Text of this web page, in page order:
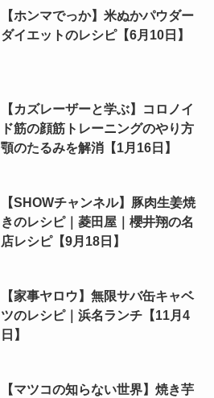
【ホンマでっか】米ぬかパウダー
ダイエットのレシピ【6月10日】
【カズレーザーと学ぶ】コロノイ
ド筋の顔筋トレーニングのやり方
顎のたるみを解消【1月16日】
【SHOWチャンネル】豚肉生姜焼
きのレシピ｜菱田屋｜櫻井翔の名
店レシピ【9月18日】
【家事ヤロウ】無限サバ缶キャベ
ツのレシピ｜浜名ランチ【11月4
日】
【マツコの知らない世界】焼き芋